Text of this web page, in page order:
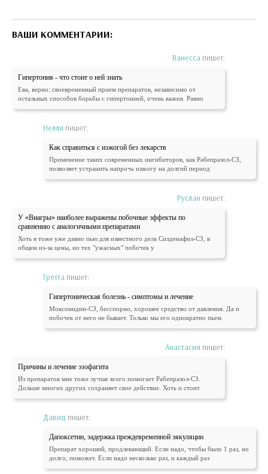
ВАШИ КОММЕНТАРИИ:
Ванесса пишет:
Гипертония - что стоит о ней знать
Ева, верно: своевременный прием препаратов, независимо от
остальных способов борьбы с гипертонией, очень важен. Равно
Нелли пишет:
Как справиться с изжогой без лекарств
Применение таких современных ингибиторов, как Рабепразол-СЗ,
позволяет устранить напрочь изжогу на долгий период
Руслан пишет:
У «Виагры» наиболее выражены побочные эффекты по
сравнению с аналогичными препаратами
Хоть я тоже уже давно пью для известного дела Силденафил-СЗ, в
общем из-за цены, но тех "ужасных" побочек у
Гретта пишет:
Гипертоническая болезнь - симптомы и лечение
Моксонидин-СЗ, бесспорно, хорошее средство от давления. Да и
побочек от него не бывает. Только мы его однократно пьем.
Анастасия пишет:
Причины и лечение эзофагита
Из препаратов мне тоже лучше всего помогает Рабепразол-СЗ.
Дольше многих других сохраняет свое действие. Хоть и стоит
Давид пишет:
Дапоксетин, задержка преждевременной эякуляции
Препарат хороший, продлевающий. Если надо, чтобы было 1 раз, но
долго, поможет. Если надо несколько раз, и каждый раз